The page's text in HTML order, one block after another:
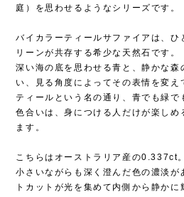
庭）を思わせるようなシリーズです。
バイカラーティールサファイアは、ひ
リーンが共存する希少な天然石です。
深い海の底を思わせる青と、静かな森
い、見る角度によってその表情を変え
ティールという名の通り、青でも緑で
色合いは、身につける人だけが楽しめ
ます。
こちらはオーストラリア産の0.337ct。
小さいながらも深く澄んだ色の濃淡が
トカットが光を集めて内側から静かに